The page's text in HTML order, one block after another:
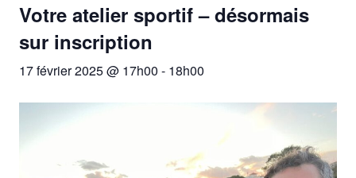
Votre atelier sportif – désormais
sur inscription
17 février 2025 @ 17h00 - 18h00